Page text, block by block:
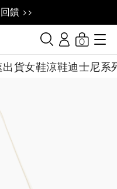
饋 >>
出貨女鞋涼鞋迪士尼系
0